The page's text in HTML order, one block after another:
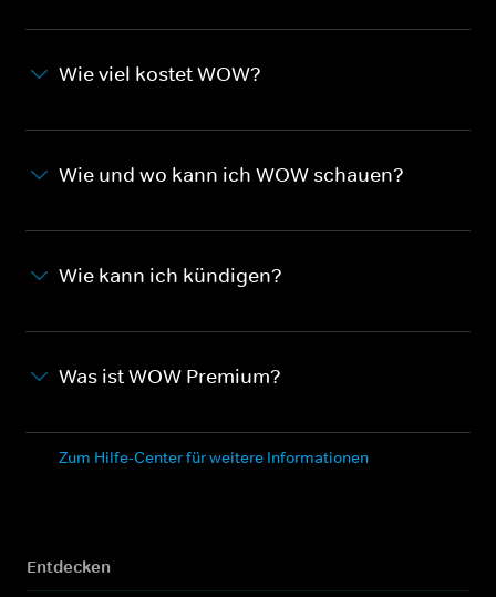
Wie viel kostet WOW?
Wie und wo kann ich WOW schauen?
Wie kann ich kündigen?
Was ist WOW Premium?
Zum Hilfe-Center für weitere Informationen
Entdecken